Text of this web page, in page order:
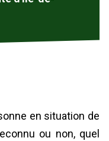
en situation de
ou non, quel